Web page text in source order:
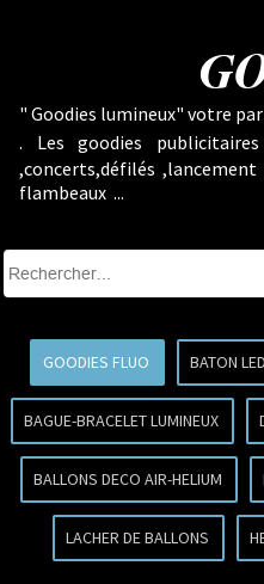
" Goodies lumineux" votre
. Les goodies
,concerts,défilés
flambeaux ...
GOODIES FLUO BATON
BAGUE-BRACELET LUMINEUX
BALLONS DECO AIR-HELIUM
LACHER DE BALLONS